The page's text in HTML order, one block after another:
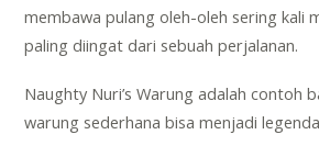
membawa pulang oleh-oleh sering kali
paling diingat dari sebuah perjalanan.
Naughty Nuri’s Warung adalah contoh
warung sederhana bisa menjadi